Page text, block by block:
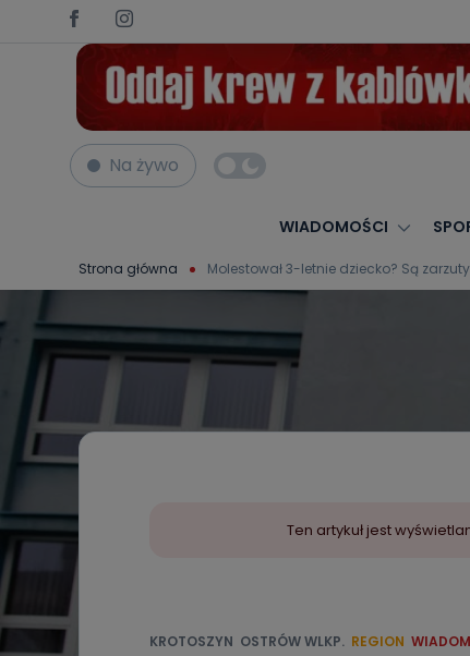
Na żywo
WIADOMOŚCI
Strona główna Molestował 3-letnie dziecko? Są zarzuty
Ten artykuł jest
KROTOSZYN OSTRÓW WLKP. REGION